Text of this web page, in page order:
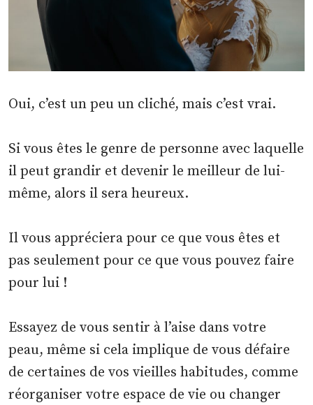
Oui, c’est un peu un cliché, mais c’est vrai.
Si vous êtes le genre de personne avec laquelle
il peut grandir et devenir le meilleur de lui-
même, alors il sera heureux.
Il vous appréciera pour ce que vous êtes et
pas seulement pour ce que vous pouvez faire
pour lui !
Essayez de vous sentir à l’aise dans votre
peau, même si cela implique de vous défaire
de certaines de vos vieilles habitudes, comme
réorganiser votre espace de vie ou changer